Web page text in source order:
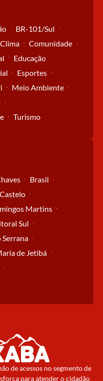
BR-101/Sul
Clima
Comunidade
Educação
Esportes
Meio Ambiente
Turismo
Brasil
Castelo
Martins
Sul
Serrana
de Jetibá
de acessos no segmento de
para atender o cidadão